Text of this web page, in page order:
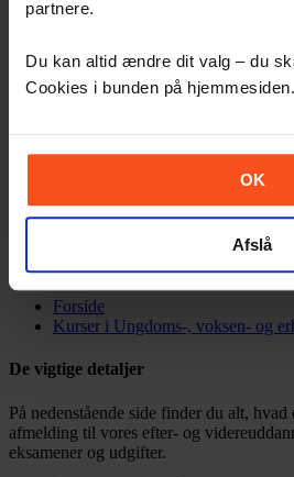
partnere.
Du kan altid ændre dit valg – du
Cookies i bunden på hjemmesiden.
OK
Afslå
Job ved UC SYD
Vi giver dig oversigten
Søg og find personen her.
UC SYD Efter- og videreuddannelse
Forside
Kurser i Ungdoms-, voksen- og
De vigtige detaljer
På nedenstående side finder du alt,
afmelding til vores efter- og
eksamener og udgifter.